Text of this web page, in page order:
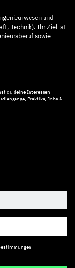
und
Technik). Ihr Ziel ist
sowie
du deine Interessen
Praktika, Jobs &